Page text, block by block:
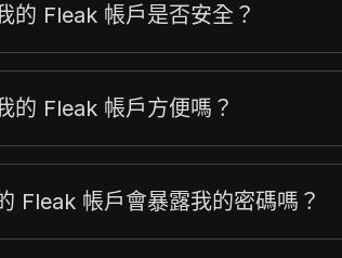
的 Fleak 帳戶是否安全？
的 Fleak 帳戶方便嗎？
Fleak 帳戶會暴露我的密碼嗎？